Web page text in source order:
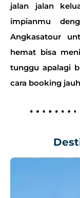
jalan jalan
impianmu
Angkasatour
hemat bisa
tunggu apalagi
cara booking